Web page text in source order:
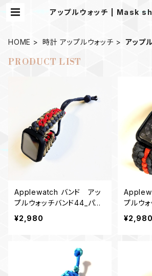
アップルウォッチ | Mask
HOME 時計 アップルウォッチ アップ
PRODUCT LIST
Applewatch バンド アッ
プルウォッチバンド44_パラ
コード_エンドレス滝_ネイビ
¥2,980
プルウ
コード
¥2,980